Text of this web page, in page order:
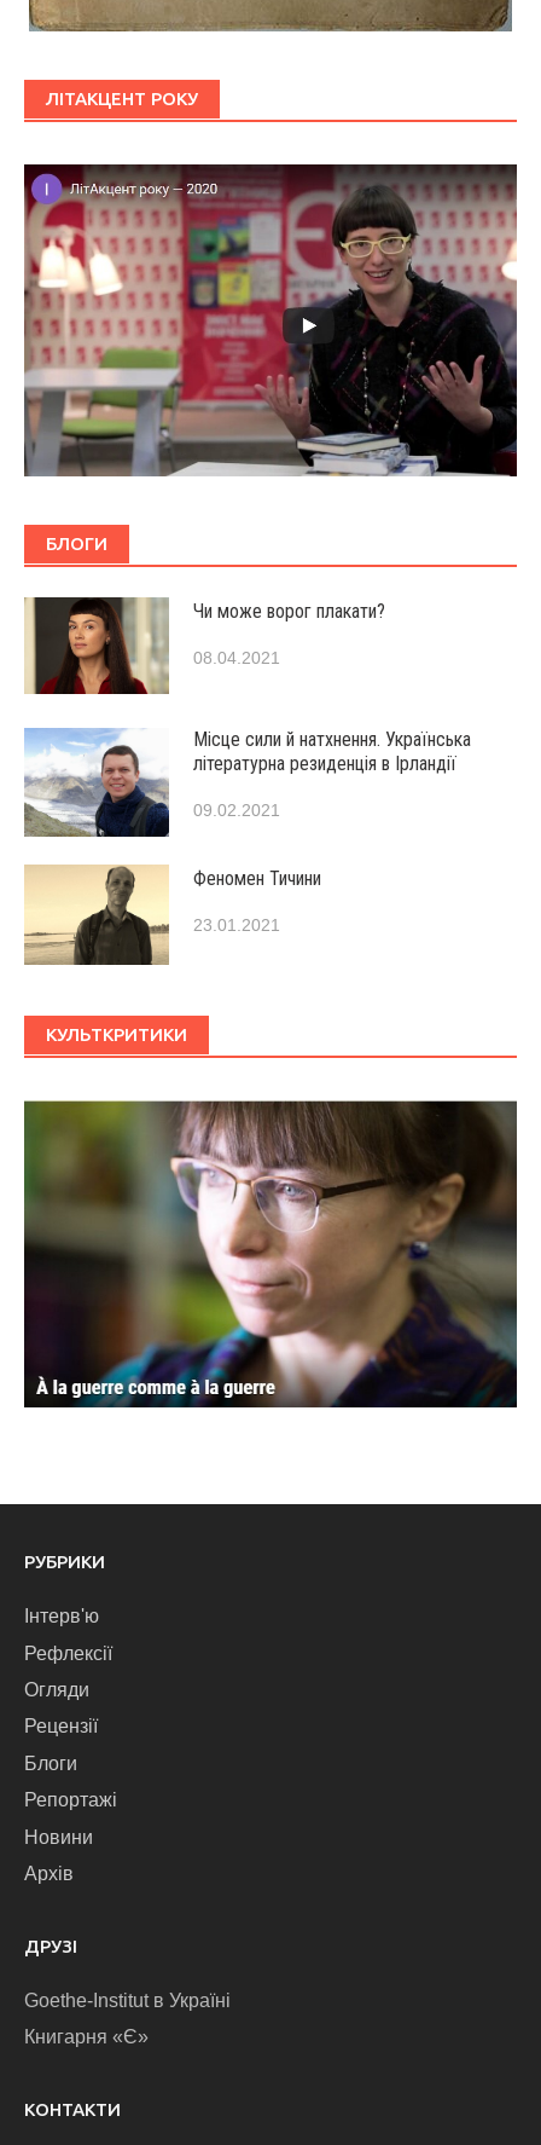
ЛІТАКЦЕНТ РОКУ
БЛОГИ
Чи може ворог плакати?
08.04.2021
Місце сили й натхнення. Українська
літературна резиденція в Ірландії
09.02.2021
Феномен Тичини
23.01.2021
КУЛЬТКРИТИКИ
РУБРИКИ
Інтерв'ю
Рефлексії
Огляди
Рецензії
Блоги
Репортажі
Новини
Архів
ДРУЗІ
Goethe-Institut в Україні
Книгарня «Є»
КОНТАКТИ